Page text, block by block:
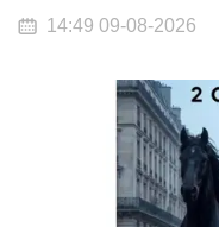
14:49 09-08-2026